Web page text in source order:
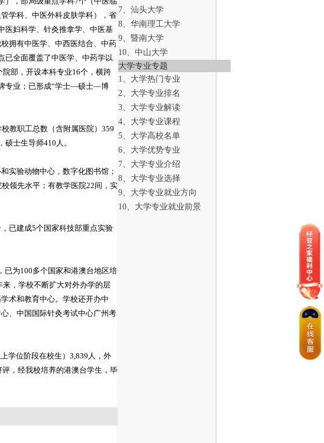
学科、中医外科皮肤学科），省
医妇科学、针灸推拿学、中医基
拥有中医学、中西医结合、中药
已全面覆盖了中医学、中药学以
部，开设本科专业16个，横跨
专业；已形成“学士—硕士—博
教职工总数（含附属医院）359
士生导师410人。
实验动物中心，数字化图书馆；
领先水平；有教学医院22间，实
已建成5个国家科技部重点实验
已为100多个国家和港澳台地区培
，学校不断扩大对外办学的层
术和教育中心。学校还开办中
、中国国际针灸考试中心广州考
学位阶段在校生）3,839人，外
，经我校培养的港澳台学生，毕
7、汕头大学
8、华南理工大学
9、暨南大学
10、中山大学
大学专业专题
1、大学热门专业
2、大学专业排名
3、大学专业解读
4、大学专业课程
5、大学高校名单
6、大学优势专业
7、大学专业介绍
8、大学专业选择
9、大学专业就业方向
10、大学专业就业前景